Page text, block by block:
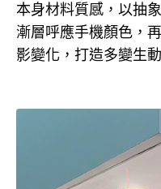
本身材料質感，以抽
漸層呼應手機顏色，
影變化，打造多變生